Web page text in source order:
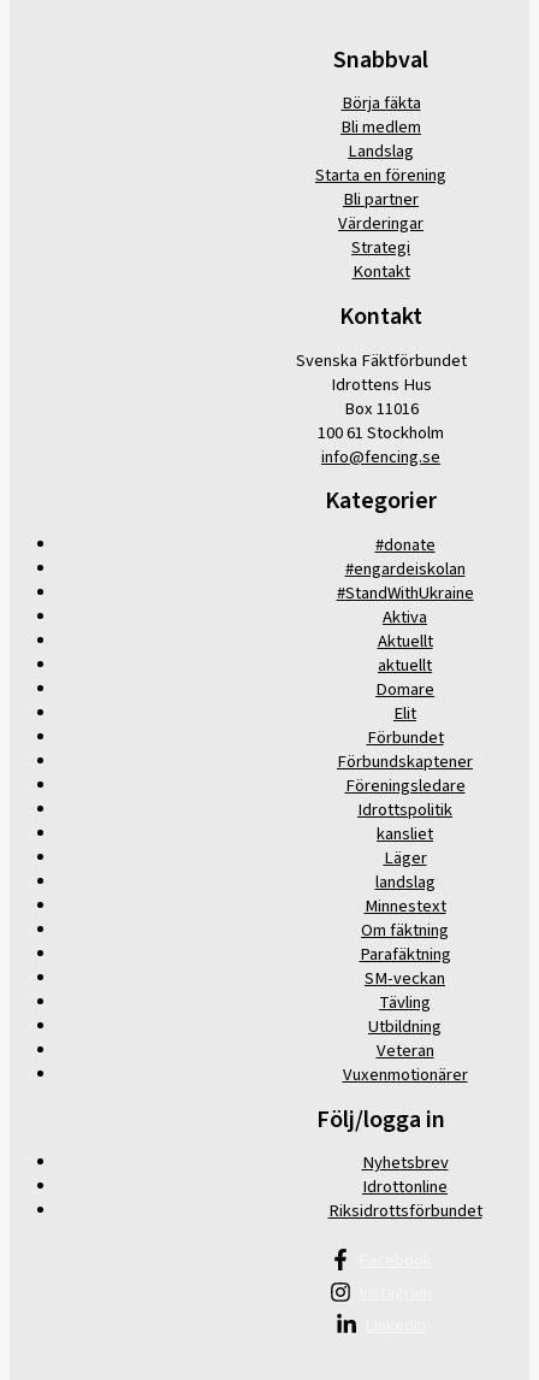
Snabbval
Börja fäkta
Bli medlem
Landslag
Starta en förening
Bli partner
Värderingar
Strategi
Kontakt
Kontakt
Svenska Fäktförbundet
Idrottens Hus
Box 11016
100 61 Stockholm
info@fencing.se
Kategorier
#donate
#engardeiskolan
#StandWithUkraine
Aktiva
Aktuellt
aktuellt
Domare
Elit
Förbundet
Förbundskaptener
Föreningsledare
Idrottspolitik
kansliet
Läger
landslag
Minnestext
Om fäktning
Parafäktning
SM-veckan
Tävling
Utbildning
Veteran
Vuxenmotionärer
Följ/logga in
Nyhetsbrev
Idrottonline
Riksidrottsförbundet